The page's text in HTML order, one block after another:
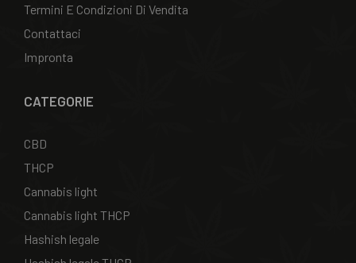
Termini E Condizioni Di Vendita
Contattaci
Impronta
CATEGORIE
CBD
THCP
Cannabis light
Cannabis light THCP
Hashish legale